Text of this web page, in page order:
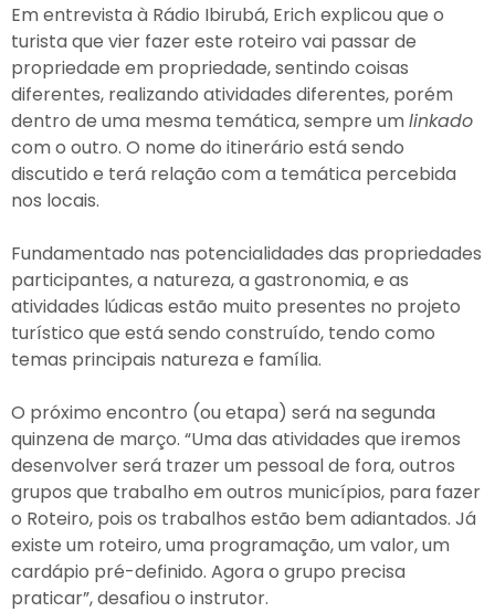
Em entrevista à Rádio Ibirubá, Erich explicou que o
turista que vier fazer este roteiro vai passar de
propriedade em propriedade, sentindo coisas
diferentes, realizando atividades diferentes, porém
dentro de uma mesma temática, sempre umlinkado
com o outro. O nome do itinerário está sendo
discutido e terá relação com a temática percebida
nos locais.
Fundamentado nas potencialidades das propriedades
participantes, a natureza, a gastronomia, e as
atividades lúdicas estão muito presentes no projeto
turístico que está sendo construído, tendo como
temas principais natureza e família.
O próximo encontro (ou etapa) será na segunda
quinzena de março. “Uma das atividades que iremos
desenvolver será trazer um pessoal de fora, outros
grupos que trabalho em outros municípios, para fazer
o Roteiro, pois os trabalhos estão bem adiantados. Já
existe um roteiro, uma programação, um valor, um
cardápio pré-definido. Agora o grupo precisa
praticar”, desafiou o instrutor.